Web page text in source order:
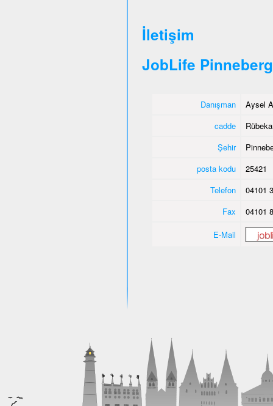
İletişim
JobLife Pinneberg
Danışman
Aysel
cadde
Şehir
posta kodu
25421
Telefon
04101
Fax
04101
E-Mail